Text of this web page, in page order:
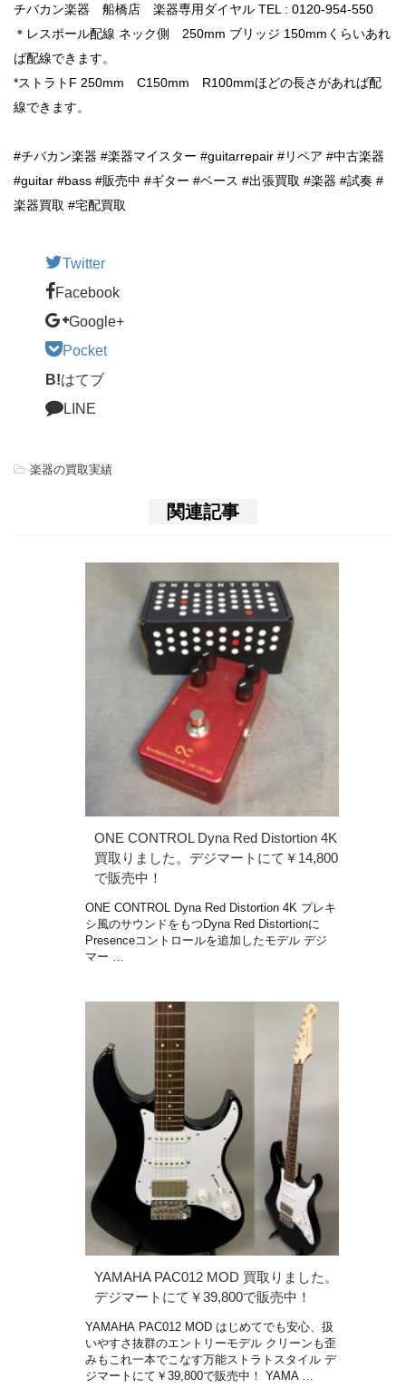
チバカン楽器 船橋店 楽器専用ダイヤル TEL : 0120-954-550
＊レスポール配線 ネック側 250mm ブリッジ 150mmくらいあれ
ば配線できます。
*ストラトF 250mm C150mm R100mmほどの長さがあれば配
線できます。
#チバカン楽器 #楽器マイスター #guitarrepair #リペア #中古楽器
#guitar #bass #販売中 #ギター #ベース #出張買取 #楽器 #試奏 #
楽器買取 #宅配買取
Twitter
Facebook
Google+
Pocket
B!はてブ
LINE
-楽器の買取実績
関連記事
ONE CONTROL Dyna Red Distortion 4K
買取りました。デジマートにて￥14,800
で販売中！
ONE CONTROL Dyna Red Distortion 4K プレキ
シ風のサウンドをもつDyna Red Distortionに
Presenceコントロールを追加したモデル デジ
マー …
YAMAHA PAC012 MOD 買取りました。
デジマートにて￥39,800で販売中！
YAMAHA PAC012 MOD はじめてでも安心、扱
いやすさ抜群のエントリーモデル クリーンも歪
みもこれ一本でこなす万能ストラトスタイル デ
ジマートにて￥39,800で販売中！ YAMA …